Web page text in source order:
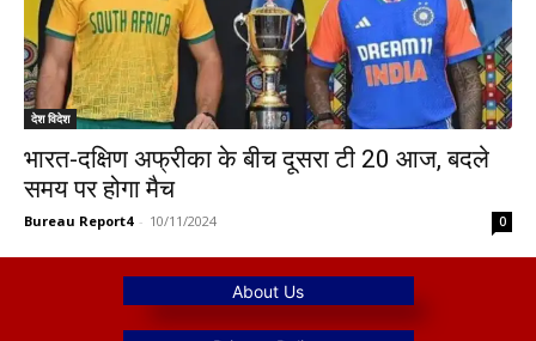
देश विदेश
भारत-दक्षिण अफ्रीका के बीच दूसरा टी 20 आज, बदले
समय पर होगा मैच
Bureau Report4 - 10/11/2024 0